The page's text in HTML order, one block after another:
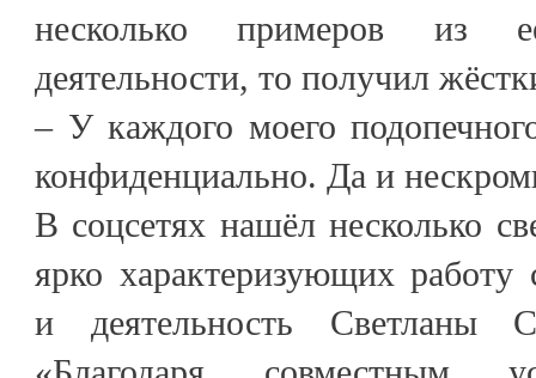
несколько примеров из
деятельности, то получил
– У каждого моего
конфиденциально. Да и
В соцсетях нашёл несколько
ярко характеризующих работу
и деятельность Светланы